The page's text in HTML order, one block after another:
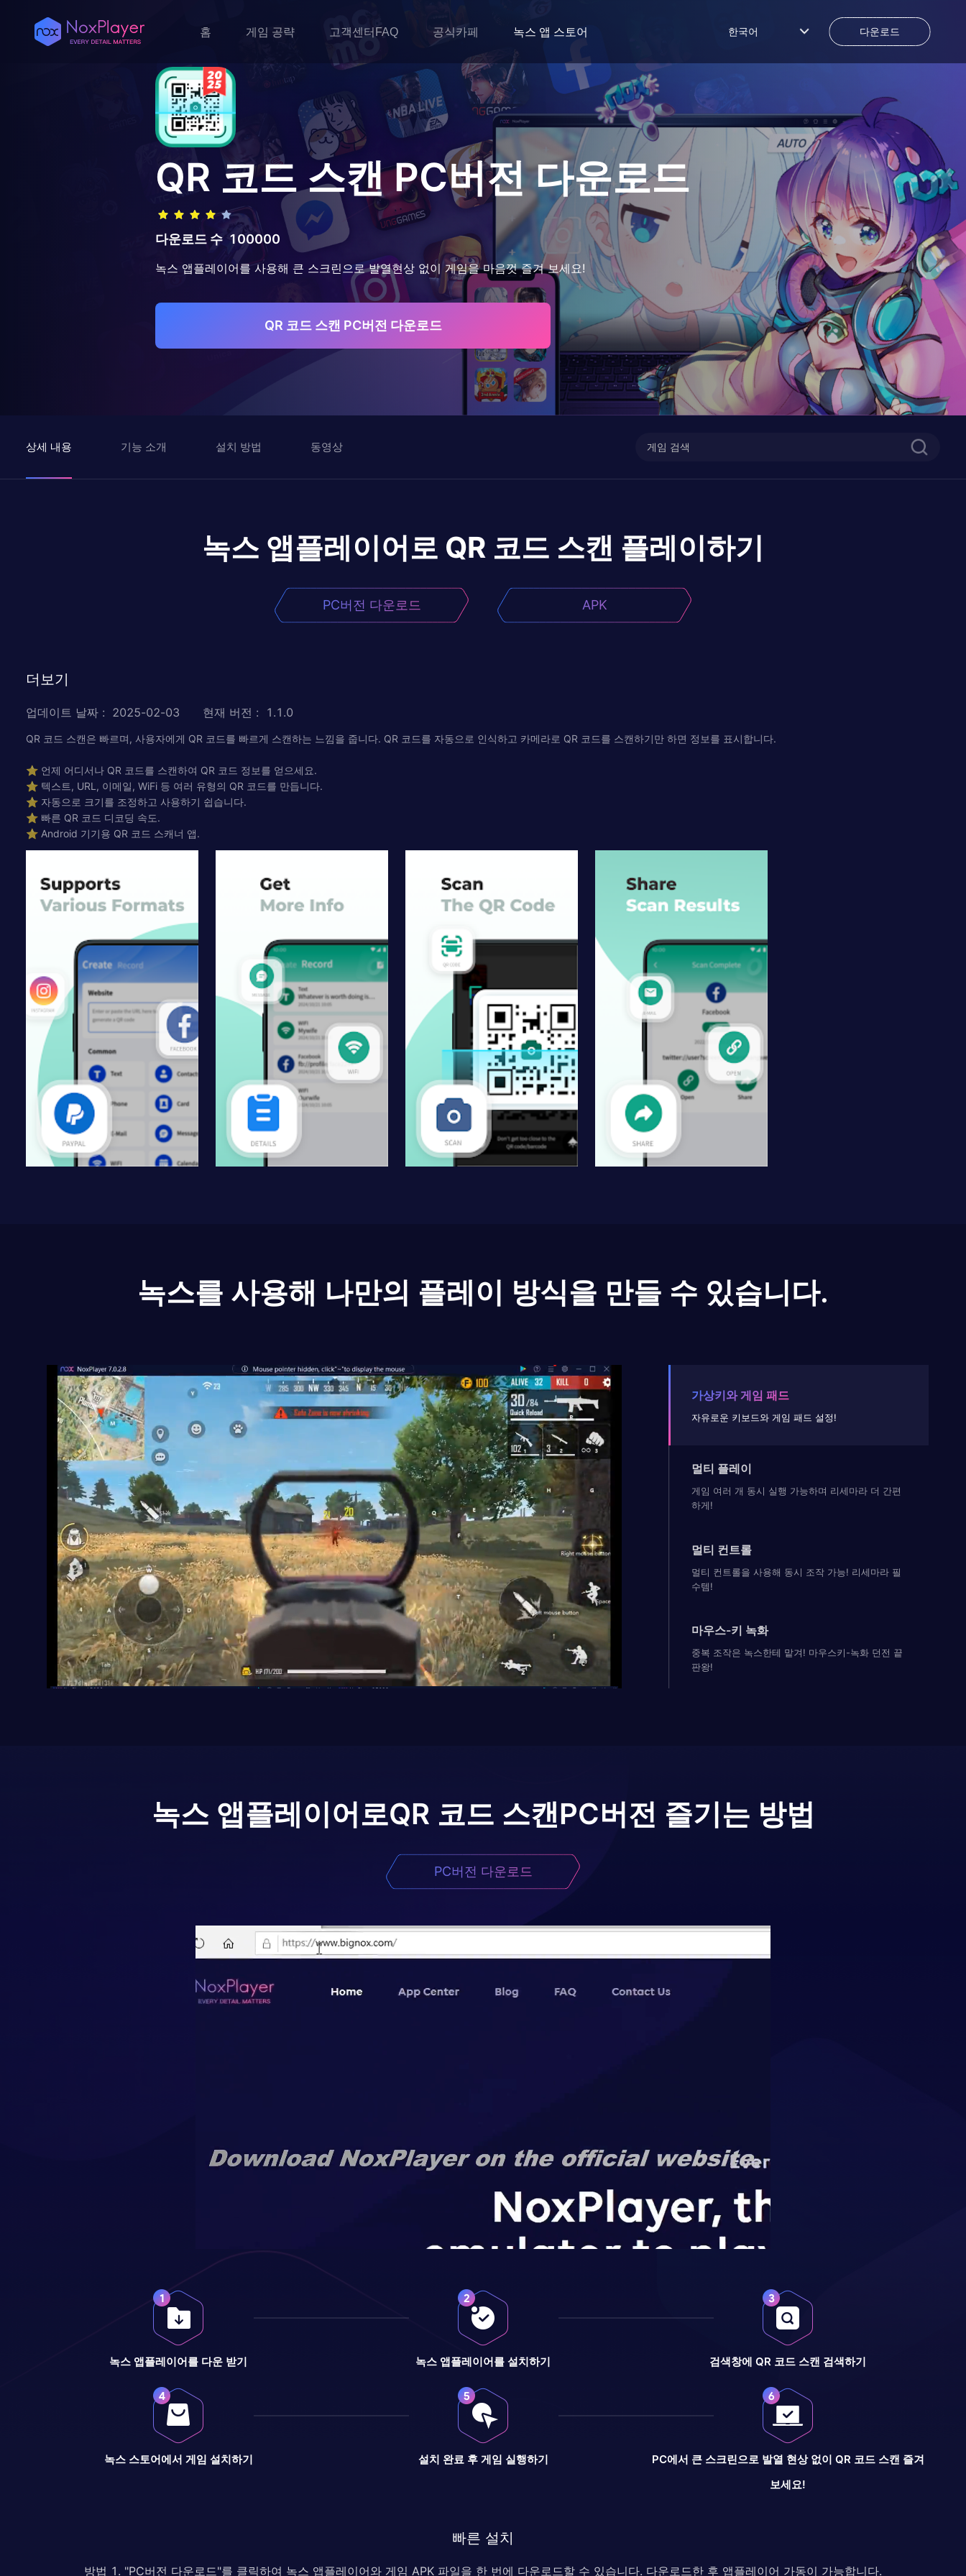
홈 게임 공략 고객센터FAQ 공식카페 녹스 앱 스토어 한국어 다운로드
QR 코드 스캔PC버전 다운로드
다운로드 수 100000
녹스 앱플레이어를 사용해 큰 스크린으로 발열현상 없이 게임을 마음껏 즐겨 보세요!
QR 코드 스캔 PC버전 다운로드
상세 내용 기능 소개 설치 방법 동영상
녹스 앱플레이어로 QR 코드 스캔 플레이하기
PC버전 다운로드 APK
더보기
업데이트 날짜 : 2025-02-03 현재 버전 : 1.1.0
QR 코드 스캔은 빠르며, 사용자에게 QR 코드를 빠르게 스캔하는 느낌을 줍니다. QR 코드를 자동으로 인식하고 카메라로 QR 코드를 스캔하기만 하면 정보를 표시합니다.
⭐ 언제 어디서나 QR 코드를 스캔하여 QR 코드 정보를 얻으세요.
⭐ 텍스트, URL, 이메일, WiFi 등 여러 유형의 QR 코드를 만듭니다.
⭐ 자동으로 크기를 조정하고 사용하기 쉽습니다.
⭐ 빠른 QR 코드 디코딩 속도.
⭐ Android 기기용 QR 코드 스캐너 앱.
녹스를 사용해 나만의 플레이 방식을 만들 수 있습니다.
가상키와 게임 패드
자유로운 키보드와 게임 패드 설정!
멀티 플레이
게임 여러 개 동시 실행 가능하며 리세마라 더 간편
하게!
멀티 컨트롤
멀티 컨트롤을 사용해 동시 조작 가능! 리세마라 필
수템!
마우스-키 녹화
중복 조작은 녹스한테 맡겨! 마우스키-녹화 던전 끝
판왕!
녹스 앱플레이어로QR 코드 스캔PC버전 즐기는 방법
PC버전 다운로드
녹스 앱플레이어를 다운 받기 녹스 앱플레이어를 설치하기 검색창에 QR 코드 스캔 검색하기
녹스 스토어에서 게임 설치하기 설치 완료 후 게임 실행하기
PC에서 큰 스크린으로 발열 현상 없이 QR 코드 스캔 즐겨
보세요!
빠른 설치
방법 1. "PC버전 다운로드"를 클릭하여 녹스 앱플레이어와 게임 APK 파일을 한 번에 다운로드할 수 있습니다. 다운로드한 후 앱플레이어 가동이 가능합니다.